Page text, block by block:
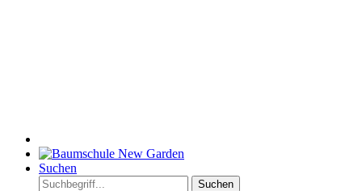
Suchen
Suchen